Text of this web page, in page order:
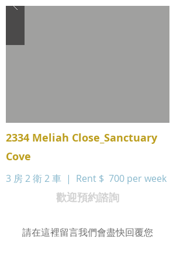
2334 Meliah Close_Sanctuary
Cove
3 房 2 衛 2 車 | Rent $ 700 per week
歡迎預約諮詢
請在這裡留言我們會盡快回覆您